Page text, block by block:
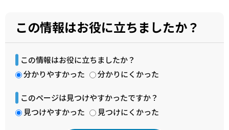
この情報はお役に立ちましたか？
この情報はお役に立ちましたか？
分かりやすかった
分かりにくかった
このページは見つけやすかったですか？
見つけやすかった
見つけにくかった